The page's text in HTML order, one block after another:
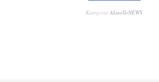
Kategorie AktuelleNEWS